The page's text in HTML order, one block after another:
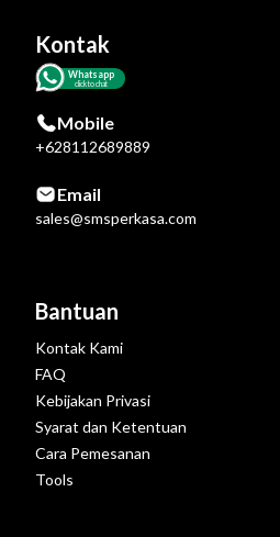
Kontak
Whatsapp
click to chat
Mobile
+628112689889
Email
sales@smsperkasa.com
Bantuan
Kontak Kami
FAQ
Kebijakan Privasi
Syarat dan Ketentuan
Cara Pemesanan
Tools